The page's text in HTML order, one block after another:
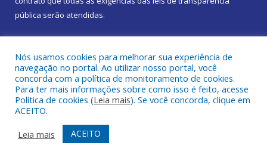
pública serão atendidas.
Todos os direitos reservados a Câmara Municipal de Marapanim.
Mapa do Site
Acessar Área Administrativa
Nós usamos cookies para melhorar sua experiência de
navegação no portal. Ao utilizar nosso portal, você
concorda com a política de monitoramento de cookies.
Para ter mais informações sobre como isso é feito, acesse
Política de cookies (Leia mais). Se você concorda, clique em
ACEITO.
Leia mais
ACEITO